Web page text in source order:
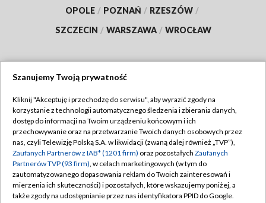
OPOLE / POZNAŃ / RZESZÓW /
SZCZECIN / WARSZAWA / WROCŁAW
TVP
Abonament TVP
Emisja w TVP
Centrum informacji TVP
Naziemna Telewizja Cyfrowa
Regulamin TVP
Polityka prywatności
Moje zgody
Pomoc
Szanujemy Twoją prywatność
Kliknij "Akceptuję i przechodzę do serwisu", aby wyrazić zgody na
korzystanie z technologii automatycznego śledzenia i zbierania danych,
dostęp do informacji na Twoim urządzeniu końcowym i ich
przechowywanie oraz na przetwarzanie Twoich danych osobowych przez
nas, czyli Telewizję Polską S.A. w likwidacji (zwaną dalej również „TVP”),
Zaufanych Partnerów z IAB* (1201 firm) oraz pozostałych Zaufanych
Partnerów TVP (93 firm), w celach marketingowych (w tym do
zautomatyzowanego dopasowania reklam do Twoich zainteresowań i
mierzenia ich skuteczności) i pozostałych, które wskazujemy poniżej, a
także zgody na udostępnianie przez nas identyfikatora PPID do Google.